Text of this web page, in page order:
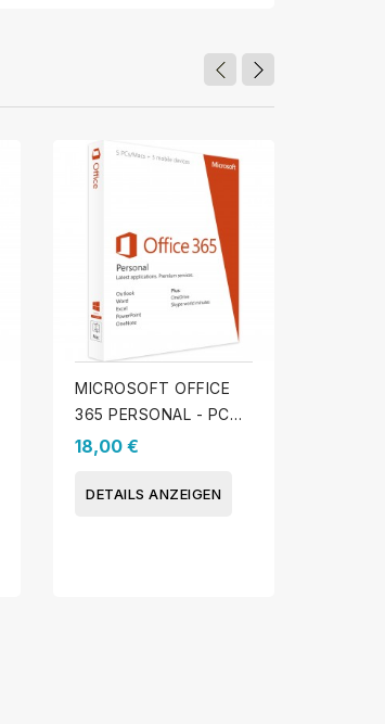
MICROSOFT OFFICE
365 PERSONAL - PC
ODER MAC
18,00 €
DETAILS ANZEIGEN